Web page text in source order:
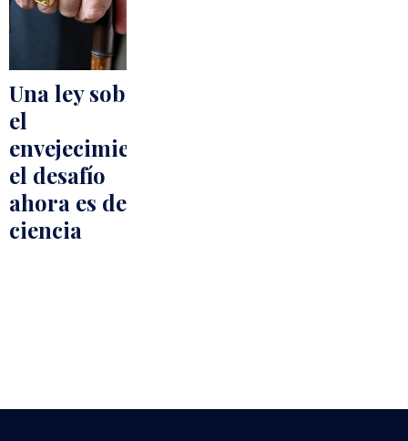
Una ley sobre
el
envejecimiento:
el desafío
ahora es de la
ciencia